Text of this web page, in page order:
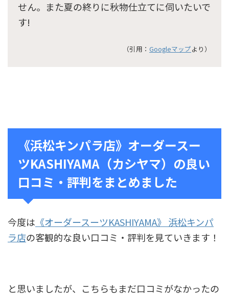
せん。また夏の終りに秋物仕立てに伺いたいで
す!
（引用： Googleマップより）
《浜松キンパラ店》オーダースー
ツKASHIYAMA（カシヤマ）の良い
口コミ・評判をまとめました
今度は 《オーダースーツKASHIYAMA》 浜松キンパ
ラ店の客観的な良い口コミ・評判を見ていきます！
と思いましたが、こちらもまだ口コミがなかったの